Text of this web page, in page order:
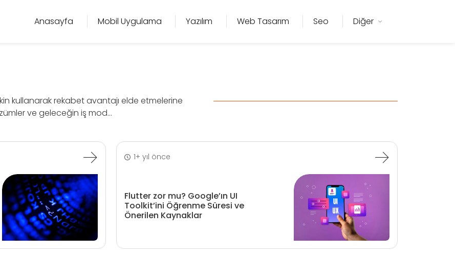
Anasayfa Mobil Uygulama Yazılım Web Tasarım Seo Diğer
kullanarak rekabet avantajı elde etmelerine
ve geleceğin iş mod...
1+ yıl önce
Flutter zor mu? Google’ın UI
Toolkit’ini Öğrenme Süresi ve
Önerilen Kaynaklar